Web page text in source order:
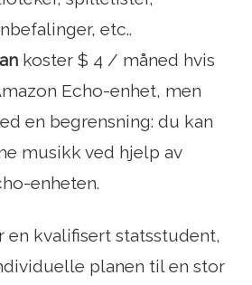
etc..
koster $ 4 / måned hvis
Echo-enhet, men
en begrensning: du kan
musikk ved hjelp av
enheten.
en kvalifisert statsstudent,
planen til en stor